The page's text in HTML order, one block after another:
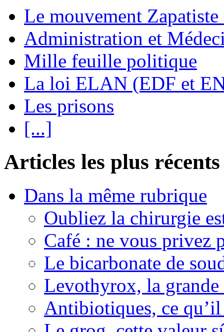
Le mouvement
Administration et
Mille feuille politique
La loi ELAN (EDF et
Les prisons
[...]
Articles les plus récents
Dans la même rubrique
Oubliez la chirurgie
Café : ne vous privez
Le bicarbonate de
Levothyrox, la
Antibiotiques, ce